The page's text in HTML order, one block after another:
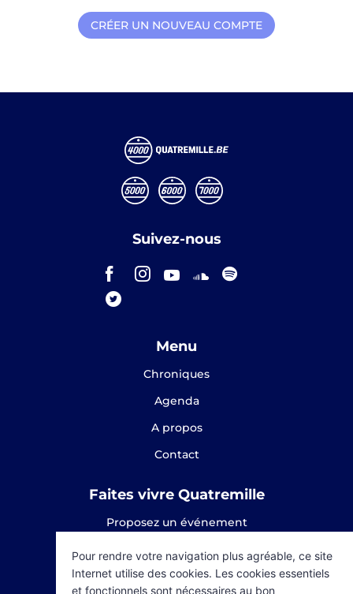
Suivez-nous
Menu
Chroniques
Agenda
A propos
Contact
Faites vivre Quatremille
Proposez un événement
Proposez une chronique
SOUTENEZ-NOUS
Pour rendre votre navigation plus agréable, ce site
Internet utilise des cookies. Les cookies essentiels
et fonctionnels sont nécessaires au bon